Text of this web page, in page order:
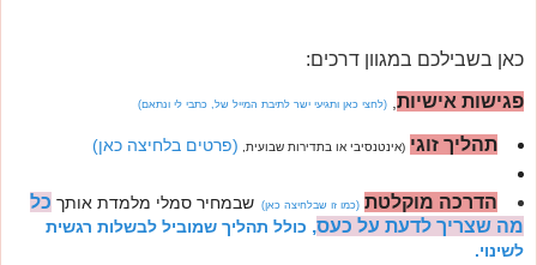
כאן בשבילכם במגוון דרכים:
פגישות אישיות, (לחצי כאן ותגיעי ישר לתיבת המייל של, כתבי לי ונתאם)
תהליך זוגי (אינטנסיבי או בתדירות שבועית, (פרטים בלחיצה כאן)
הדרכה מוקלטת (כמו זו שבלחיצה כאן) שבמחיר סמלי מלמדת אותך כל
מה שצריך לדעת על כעס, כולל תהליך שמוביל לבשלות רגשית
לשינוי.